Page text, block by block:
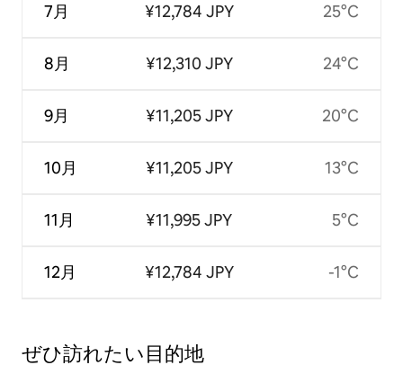
7月
8月
9月
10月
11月
12月
¥12,784 JPY
¥12,310 JPY
¥11,205 JPY
¥11,205 JPY
¥11,995 JPY
¥12,784 JPY
25°C
24°C
20°C
13°C
5°C
-1°C
ぜひ訪⁠れ⁠た⁠い目⁠的⁠地